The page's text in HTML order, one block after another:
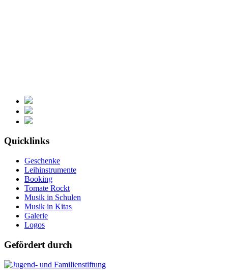
Quicklinks
Geschenke
Leihinstrumente
Booking
Tomate Rockt
Musik in Schulen
Musik in Kitas
Galerie
Logos
Gefördert durch